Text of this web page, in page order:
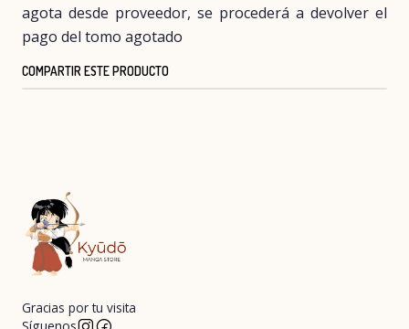
agota desde proveedor, se procederá a devolver el
pago del tomo agotado
COMPARTIR ESTE PRODUCTO
Gracias por tu visita